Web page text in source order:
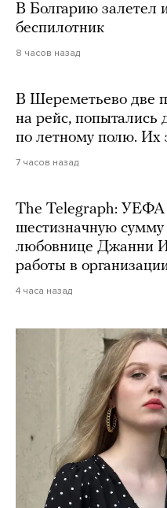
В Болгарию залетел
беспилотник
8 часов назад
В Шереметьево две
на рейс, попытались
по летному полю. Их
7 часов назад
The Telegraph: УЕФА
шестизначную сумму
любовнице Джанни
работы в
4 часа назад